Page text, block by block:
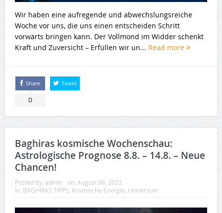
Wir haben eine aufregende und abwechslungsreiche
Woche vor uns, die uns einen entscheiden Schritt
vorwärts bringen kann. Der Vollmond im Widder schenkt
Kraft und Zuversicht – Erfüllen wir un... Read more
Share
0
Tweet
Baghiras kosmische Wochenschau:
Astrologische Prognose 8.8. – 14.8. – Neue
Chancen!
Posted By: admin on: August 08, 2022
In: BAGHIRAS TIPPS Kosmische-Energie Universum